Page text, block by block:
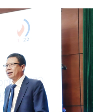
Hải Hằng
học và Công nghệ.
Nguyễn Du, TP. Hà Nội
và Công Nghệ
phát hành lại thông tin từ